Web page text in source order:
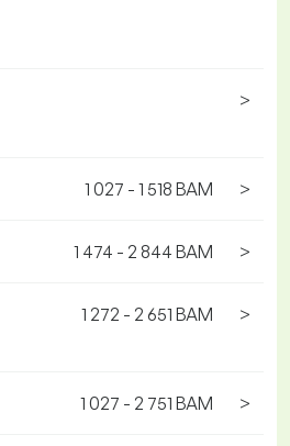
>
1 027 - 1 518 BAM >
1 474 - 2 844 BAM >
1 272 - 2 651 BAM >
1 027 - 2 751 BAM >